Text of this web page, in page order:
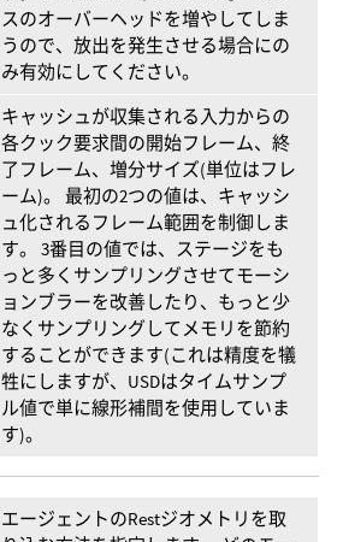
スのオーバーヘッドを増やしてしま
うので、放出を発生させる場合にの
み有効にしてください。
キャッシュが収集される入力からの
各クック要求間の開始フレーム、終
了フレーム、増分サイズ(単位はフレ
ーム)。 最初の2つの値は、キャッシ
ュ化されるフレーム範囲を制御しま
す。 3番目の値では、ステージをも
っと多くサンプリングさせてモーシ
ョンブラーを改善したり、もっと少
なくサンプリングしてメモリを節約
することができます(これは精度を犠
牲にしますが、USDはタイムサンプ
ル値で単に線形補間を使用していま
す)。
エージェントのRestジオメトリを取